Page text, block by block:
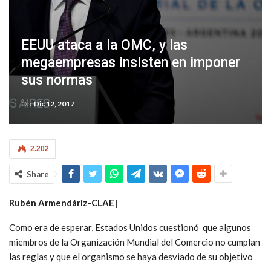
EEUU ataca a la OMC, y las
megaempresas insisten en imponer
sus normas
OnDic 12, 2017
2.202
Share
Rubén Armendáriz-CLAE|
Como era de esperar, Estados Unidos cuestionó que algunos
miembros de la Organización Mundial del Comercio no cumplan
las reglas y que el organismo se haya desviado de su objetivo